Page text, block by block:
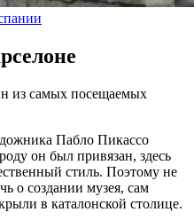
из самых посещаемых
Пабло Пикассо
он был привязан, здесь
стиль. Поэтому не
о создании музея, сам
в каталонской столице.